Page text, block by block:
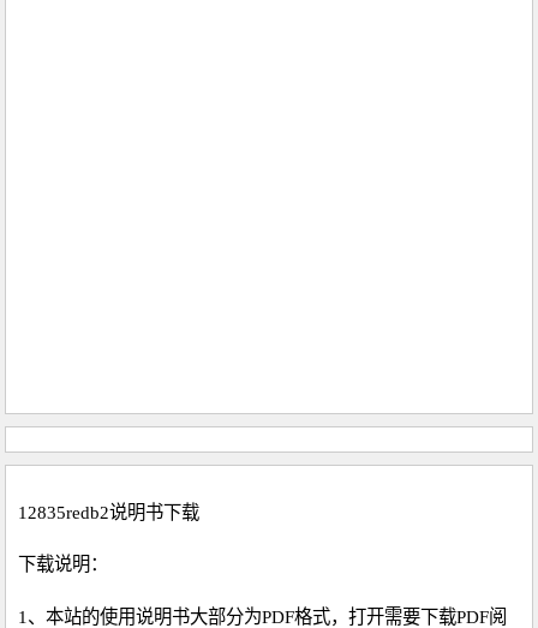
12835redb2说明书下载
下载说明：
1、本站的使用说明书大部分为PDF格式，打开需要下载PDF阅